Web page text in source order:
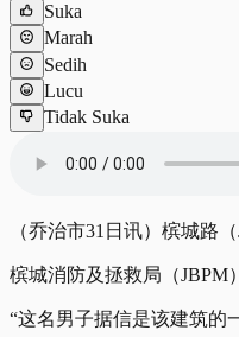
Suka
Marah
Sedih
Lucu
Tidak Suka
（乔治市31日讯）槟城路
槟城消防及拯救局（JBPM
“这名男子据信是该建筑的